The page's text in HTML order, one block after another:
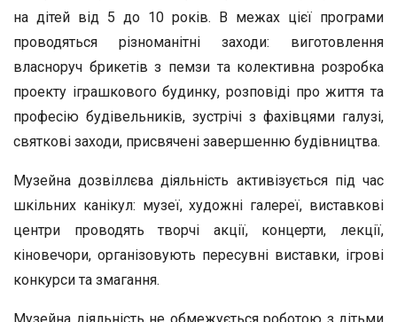
на дітей від 5 до 10 років. В межах цієї програми
проводяться різноманітні заходи: виготовлення
власноруч брикетів з пемзи та колективна розробка
проекту іграшкового будинку, розповіді про життя та
професію будівельників, зустрічі з фахівцями галузі,
святкові заходи, присвячені завершенню будівництва.
Музейна дозвіллєва діяльність активізується під час
шкільних канікул: музеї, художні галереї, виставкові
центри проводять творчі акції, концерти, лекції,
кіновечори, організовують пересувні виставки, ігрові
конкурси та змагання.